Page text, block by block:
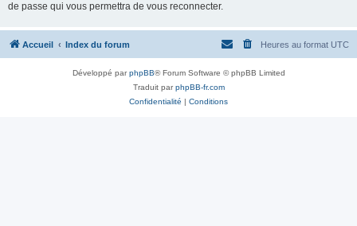
de passe qui vous permettra de vous reconnecter.
Accueil Index du forum Heures au format UTC
Développé parphpBB® Forum Software © phpBB Limited
Traduit parphpBB-fr.com
Confidentialité | Conditions